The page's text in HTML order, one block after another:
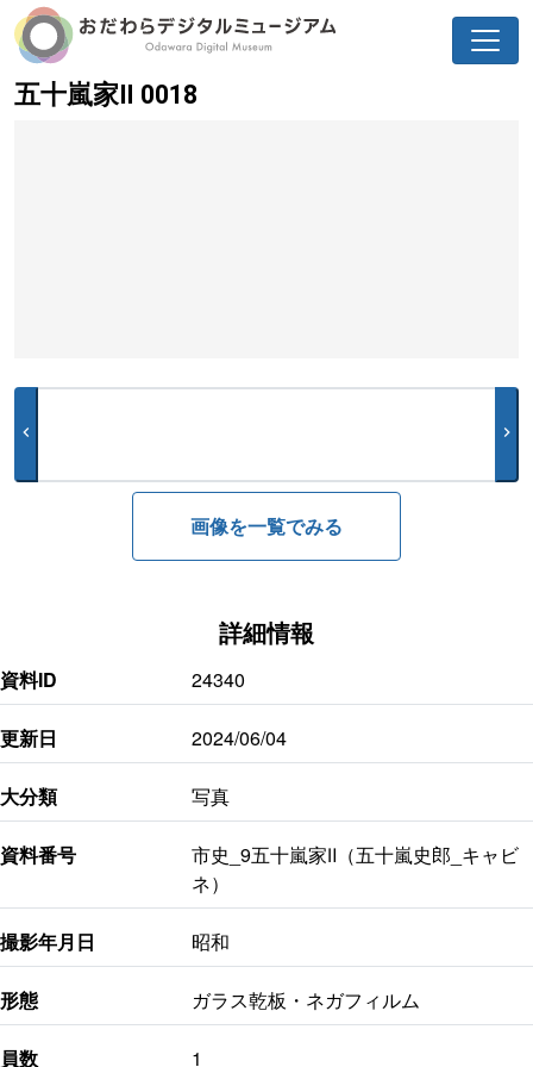
五十嵐家Ⅱ 0018
chevron_left chevron_right
画像を一覧でみる
詳細情報
資料ID 24340
更新日 2024/06/04
大分類 写真
資料番号
市史_9五十嵐家Ⅱ（五十嵐史郎_キャビ
ネ）
撮影年月日 昭和
形態 ガラス乾板・ネガフィルム
員数 1